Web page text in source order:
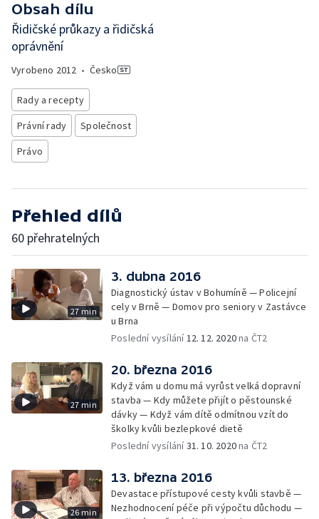
Obsah dílu
Řidičské průkazy a řidičská
oprávnění
Vyrobeno 2012 • Česko
Rady a recepty
Právní rady
Společnost
Právo
Přehled dílů
60 přehratelných
27 min
3. dubna 2016
Diagnostický ústav v Bohumíně — Policejní
cely v Brně — Domov pro seniory v Zastávce
u Brna
Poslední vysílání12. 12. 2020na ČT2
27 min
20. března 2016
Když vám u domu má vyrůst velká dopravní
stavba — Kdy můžete přijít o pěstounské
dávky — Když vám dítě odmítnou vzít do
školky kvůli bezlepkové dietě
Poslední vysílání31. 10. 2020na ČT2
26 min
13. března 2016
Devastace přístupové cesty kvůli stavbě —
Nezhodnocení péče při výpočtu důchodu —